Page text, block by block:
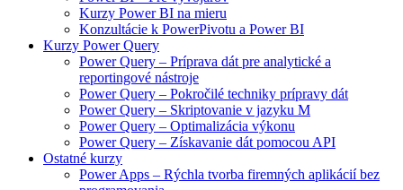
Kurzy Power BI na mieru
Konzultácie k PowerPivotu a Power BI
Kurzy Power Query
Power Query – Príprava dát pre analytické a
reportingové nástroje
Power Query – Pokročilé techniky prípravy dát
Power Query – Skriptovanie v jazyku M
Power Query – Optimalizácia výkonu
Power Query – Získavanie dát pomocou API
Ostatné kurzy
Power Apps – Rýchla tvorba firemných aplikácií bez